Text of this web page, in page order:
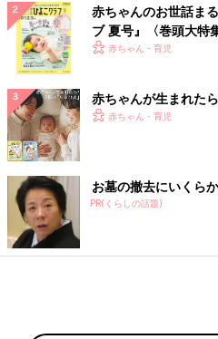
赤ちゃんのお世話ま
ブ 夏号』〈巻頭大特
く！ おっぱい・ミル
赤ちゃん・育児
赤ちゃんが生まれた
赤ちゃん・育児
お墓の撤去にいくら
PR(くらしの話題)